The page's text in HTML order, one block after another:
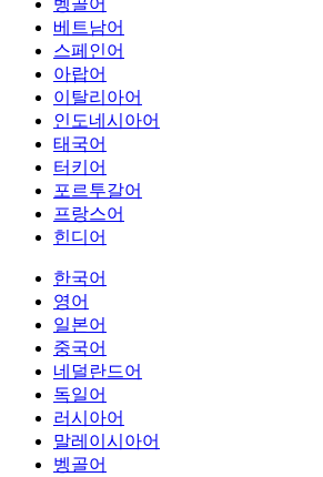
벵골어
베트남어
스페인어
아랍어
이탈리아어
인도네시아어
태국어
터키어
포르투갈어
프랑스어
힌디어
한국어
영어
일본어
중국어
네덜란드어
독일어
러시아어
말레이시아어
벵골어